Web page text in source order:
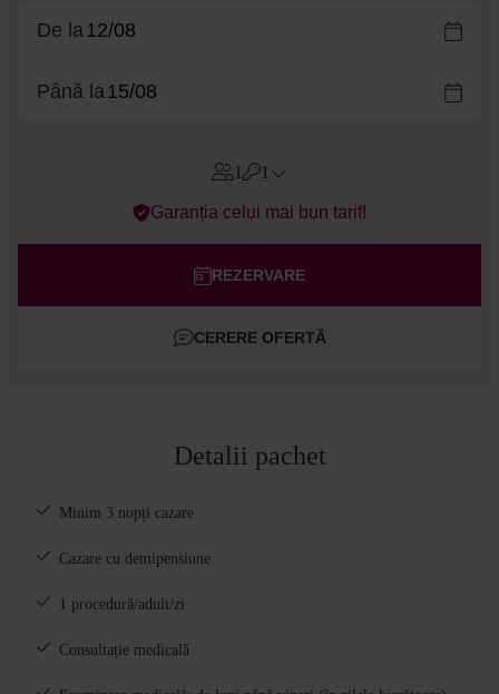
De la
Până la
1 1
Errors?
Copii
Garanția celui mai bun tarif!
REZERVARE
CERERE OFERTĂ
Detalii pachet
Minim 3 nopți cazare
Cazare cu demipensiune
1 procedură/adult/zi
Consultație medicală